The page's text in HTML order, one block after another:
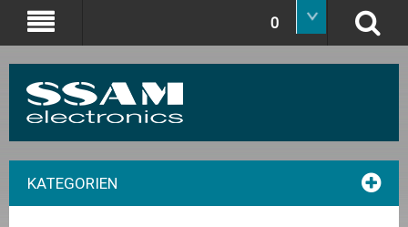
0
KATEGORIEN